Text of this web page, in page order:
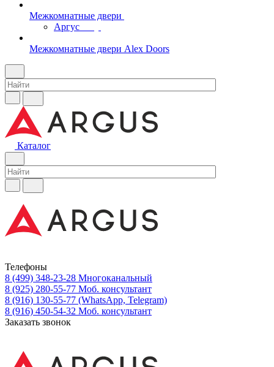
Межкомнатные двери
Аргус
Межкомнатные двери Alex Doors
Каталог
Телефоны
8 (499) 348-23-28 Многоканальный
8 (925) 280-55-77 Моб. консультант
8 (916) 130-55-77 (WhatsApp, Telegram)
8 (916) 450-54-32 Моб. консультант
Заказать звонок